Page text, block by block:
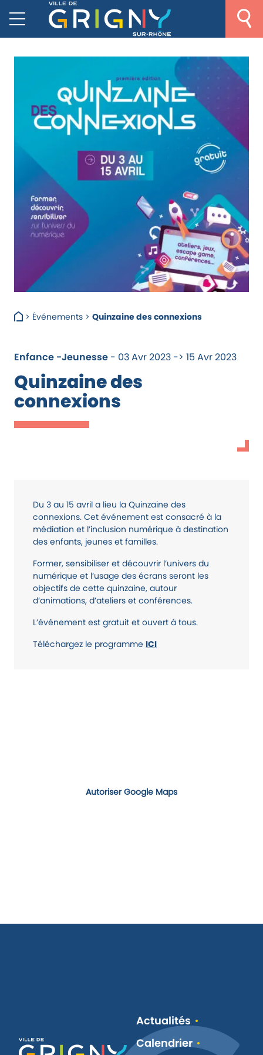
> Événements> Quinzaine des connexions
Enfance -Jeunesse - 03 Avr 2023 -> 15 Avr 2023
Quinzaine des
connexions
Du 3 au 15 avril a lieu la Quinzaine des
connexions. Cet événement est consacré à la
médiation et l’inclusion numérique à destination
des enfants, jeunes et familles.
Former, sensibiliser et découvrir l’univers du
numérique et l’usage des écrans seront les
objectifs de cette quinzaine, autour
d’animations, d’ateliers et conférences.
L’événement est gratuit et ouvert à tous.
Téléchargez le programme ICI
Autoriser Google Maps
Actualités
Calendrier